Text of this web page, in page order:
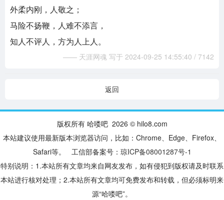
外柔内刚，人敬之；
马险不扬鞭，人难不添言，
知人不评人，方为人上人。
—— 天涯网魂 写于 2024-09-25 14:55:40 / 7142
返回
版权所有 哈喽吧 2026 © hilo8.com
本站建议使用最新版本浏览器访问，比如：Chrome、Edge、Firefox、
Safari等。 工信部备案号： 琼ICP备08001287号-1
特别说明：1.本站所有文章均来自网友发布，如有侵犯到版权请及时联系
本站进行核对处理；2.本站所有文章均可免费发布和转载，但必须标明来
源“哈喽吧”。